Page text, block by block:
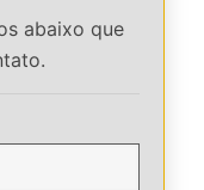
abaixo que